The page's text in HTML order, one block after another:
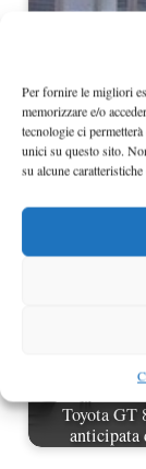
Per fornire le migliori
memorizzare e/o
tecnologie ci
unici su questo sito.
su alcune
Toyota GT 86
Toyota GT
anticipata